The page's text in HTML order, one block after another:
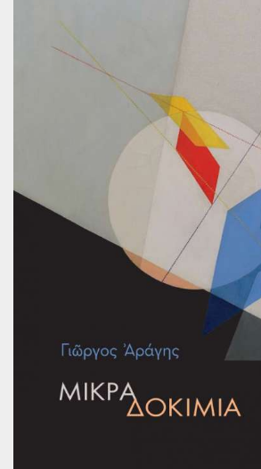
Εφηβική Λογοτεχνία
Ελληνικό Θέατρο
Παγκόσμιο Θέατρο
Ιστορία
Βιογραφίες
Ψυχολογία
Εκπαίδευση
Λεξικά
Ημερολόγια